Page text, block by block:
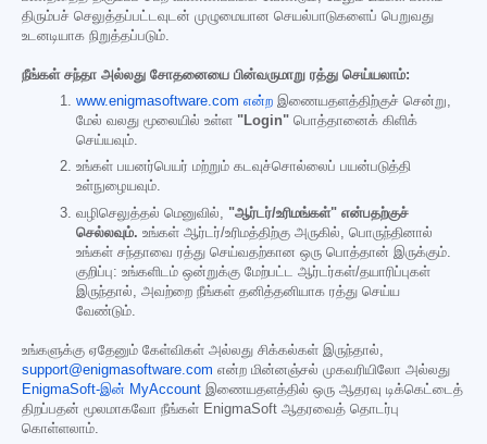
திரும்பச் செலுத்தப்பட்டவுடன் முழுமையான செயல்பாடுகளைப் பெறுவது
உடனடியாக நிறுத்தப்படும்.
நீங்கள் சந்தா அல்லது சோதனையை பின்வருமாறு ரத்து செய்யலாம்:
www.enigmasoftware.com என்ற இணையதளத்திற்குச் சென்று,
மேல் வலது மூலையில் உள்ள "Login" பொத்தானைக் கிளிக்
செய்யவும்.
உங்கள் பயனர்பெயர் மற்றும் கடவுச்சொல்லைப் பயன்படுத்தி
உள்நுழையவும்.
வழிசெலுத்தல் மெனுவில், "ஆர்டர்/உரிமங்கள்" என்பதற்குச்
செல்லவும். உங்கள் ஆர்டர்/உரிமத்திற்கு அருகில், பொருந்தினால்
உங்கள் சந்தாவை ரத்து செய்வதற்கான ஒரு பொத்தான் இருக்கும்.
குறிப்பு: உங்களிடம் ஒன்றுக்கு மேற்பட்ட ஆர்டர்கள்/தயாரிப்புகள்
இருந்தால், அவற்றை நீங்கள் தனித்தனியாக ரத்து செய்ய
வேண்டும்.
உங்களுக்கு ஏதேனும் கேள்விகள் அல்லது சிக்கல்கள் இருந்தால்,
support@enigmasoftware.com என்ற மின்னஞ்சல் முகவரியிலோ அல்லது
EnigmaSoft-இன் MyAccount இணையதளத்தில் ஒரு ஆதரவு டிக்கெட்டைத்
திறப்பதன் மூலமாகவோ நீங்கள் EnigmaSoft ஆதரவைத் தொடர்பு
கொள்ளலாம்.